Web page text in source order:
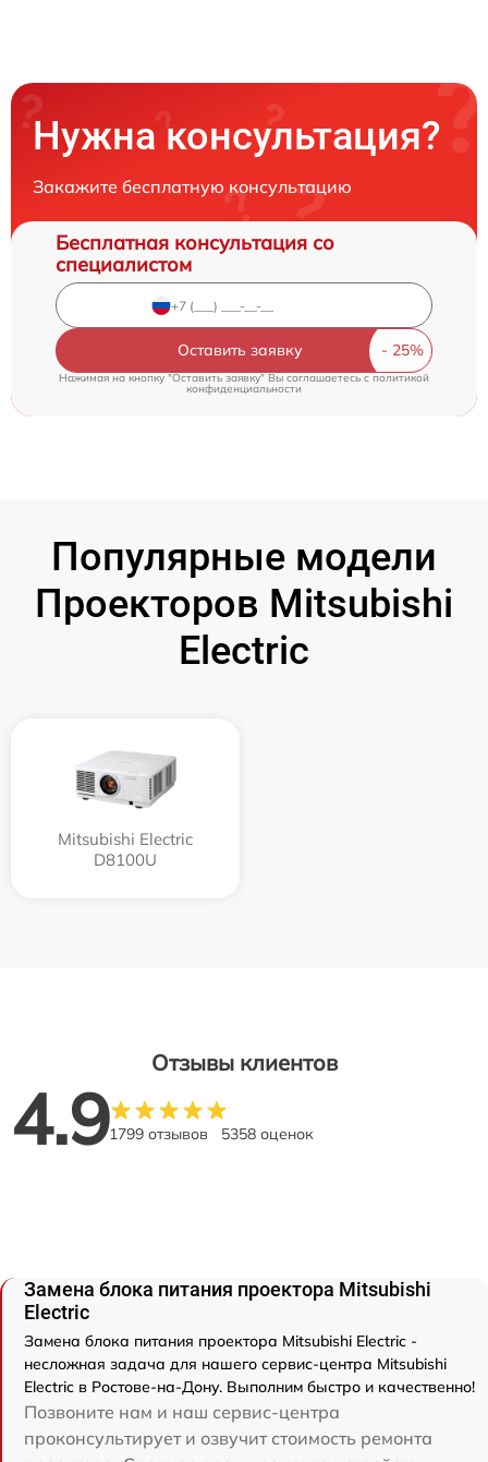
Нужна консультация?
Закажите бесплатную консультацию
Бесплатная консультация со
специалистом
Оставить заявку
Нажимая на кнопку "Оставить заявку" Вы соглашаетесь c политикой
конфиденциальности
Популярные модели
Проекторов Mitsubishi
Electric
Mitsubishi Electric
D8100U
Отзывы клиентов
4.91799 отзывов 5358 оценок
Замена блока питания проектора Mitsubishi
Electric
Замена блока питания проектора Mitsubishi Electric -
несложная задача для нашего сервис-центра Mitsubishi
Electric в Ростове-на-Дону. Выполним быстро и качественно!
Позвоните нам и наш сервис-центра
проконсультирует и озвучит стоимость ремонта